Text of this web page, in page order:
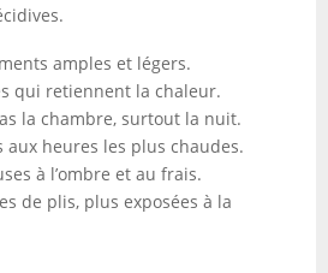
amples et légers.
qui retiennent la chaleur.
la chambre, surtout la nuit.
aux heures les plus chaudes.
à l’ombre et au frais.
de plis, plus exposées à la